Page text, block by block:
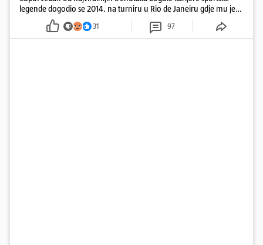
legende dogodio se 2014. na turniru u Rio de Janeiru gdje mu je
pažnju odvlačila ljepotica iza klupe
31 97